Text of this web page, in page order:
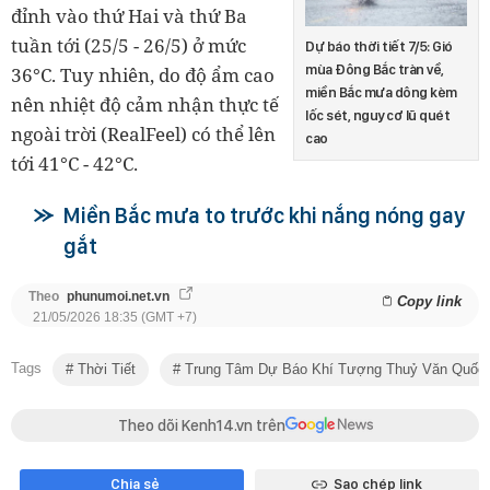
Dự báo thời tiết 7/5: Gió
mùa Đông Bắc tràn về,
miền Bắc mưa dông kèm
lốc sét, nguy cơ lũ quét
cao
đỉnh vào thứ Hai và thứ Ba
tuần tới (25/5 - 26/5) ở mức
36°C. Tuy nhiên, do độ ẩm cao
nên nhiệt độ cảm nhận thực tế
ngoài trời (RealFeel) có thể lên
tới 41°C - 42°C.
Miền Bắc mưa to trước khi nắng nóng gay
gắt
Theo phunumoi.net.vn Copy link
21/05/2026 18:35 (GMT +7)
Tags Thời Tiết Trung Tâm Dự Báo Khí Tượng Thuỷ Văn Quốc
Theo dõi Kenh14.vn trên
Chia sẻ Sao chép link